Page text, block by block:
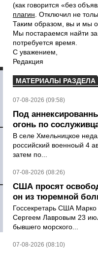
(как говорится «без
плагин . Отключил не
Таким образом, вы и мы
Мы постараемся найти
потребуется время.
С уважением,
Редакция
МАТЕРИАЛЫ РАЗДЕЛА
07-08-2026 (09:58)
Под
огонь по
В селе Хмельницкое
российский военноый 4
затем по...
07-08-2026 (08:26)
США просят
он из тюремной
Госсекретарь США
Сергеем Лавровым 23
бывшего морского...
07-08-2026 (08:10)